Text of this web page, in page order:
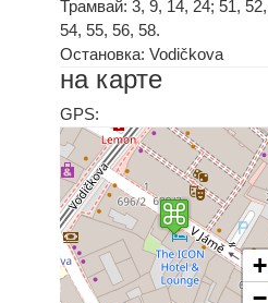
Трамвай: 3, 9, 14, 24; 51, 52,
54, 55, 56, 58.
Остановка: Vodičkova
на карте
GPS:
+